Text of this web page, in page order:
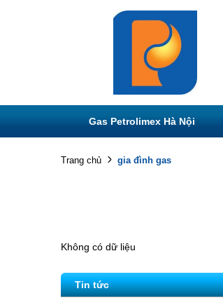
Gas Petrolimex Hà Nội
Trang chủ gia đình gas
Không có dữ liệu
Tin tức